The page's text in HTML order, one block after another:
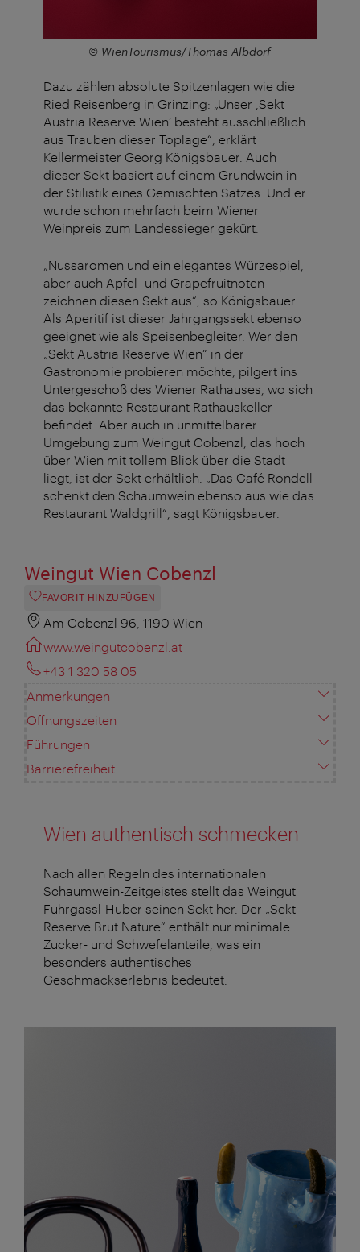
© WienTourismus/Thomas Albdorf
Dazu zählen absolute Spitzenlagen wie die
Ried Reisenberg in Grinzing: „Unser ,Sekt
Austria Reserve Wien‘ besteht ausschließlich
aus Trauben dieser Toplage“, erklärt
Kellermeister Georg Königsbauer. Auch
dieser Sekt basiert auf einem Grundwein in
der Stilistik eines Gemischten Satzes. Und er
wurde schon mehrfach beim Wiener
Weinpreis zum Landessieger gekürt.
„Nussaromen und ein elegantes Würzespiel
aber auch Apfel- und Grapefruitnoten
zeichnen diesen Sekt aus“, so Königsbauer.
Als Aperitif ist dieser Jahrgangssekt ebenso
geeignet wie als Speisenbegleiter. Wer den
„Sekt Austria Reserve Wien“ in der
Gastronomie probieren möchte, pilgert ins
Untergeschoß des Wiener Rathauses, wo sich
das bekannte Restaurant Rathauskeller
befindet. Aber auch in unmittelbarer
Umgebung zum Weingut Cobenzl , das hoch
über Wien mit tollem Blick über die Stadt
liegt, ist der Sekt erhältlich. „Das Café Rondell
schenkt den Schaumwein ebenso aus wie das
Restaurant Waldgrill“, sagt Königsbauer.
Weingut Wien Cobenzl
FAVORIT HINZUFÜGEN
Am Cobenzl 96, 1190 Wien
www.weingutcobenzl.at
+43 1 320 58 05
Anmerkungen
Öffnungszeiten
Führungen
Barrierefreiheit
Wien authentisch schmecken
Nach allen Regeln des internationalen
Schaumwein-Zeitgeistes stellt das Weingut
Fuhrgassl-Huber seinen Sekt her. Der „Sekt
Reserve Brut Nature“ enthält nur minimale
Zucker- und Schwefelanteile, was ein
besonders authentisches
Geschmackserlebnis bedeutet.